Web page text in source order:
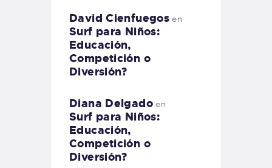
David Cienfuegos en
Surf para Niños:
Educación,
Competición o
Diversión?
Diana Delgadoen
Surf para Niños:
Educación,
Competición o
Diversión?